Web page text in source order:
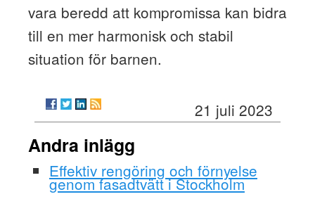
vara beredd att kompromissa kan bidra
till en mer harmonisk och stabil
situation för barnen.
21 juli 2023
Andra inlägg
Effektiv rengöring och förnyelse
genom fasadtvätt i Stockholm